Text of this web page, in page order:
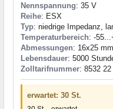
Nennspannung: 35 V
Reihe: ESX
Typ: niedrige Impedanz,
Temperaturbereich: -
Abmessungen: 16x25 mm
Lebensdauer: 5000
Zolltarifnummer: 8532
erwartet: 30 St.